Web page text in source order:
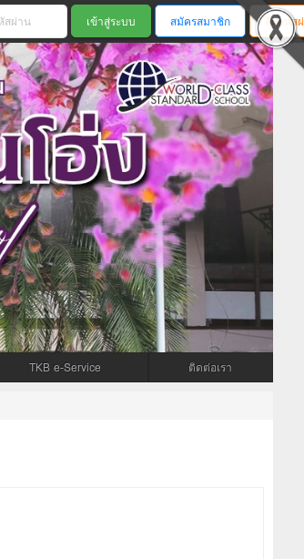
สมัครสมาชิก ลืมรหัส
TKB e-Service ติดต่อเรา